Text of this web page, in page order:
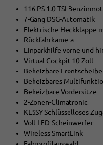
116 PS 1.0 TSI
7-Gang DSG-Automatik
Elektrische Heckklappe
Rückfahrkamera
Einparkhilfe vorne und
Virtual Cockpit 10 Zoll
Beheizbare Frontscheibe
Beheizbares
Beheizbare Vordersitze
2-Zonen-Climatronic
KESSY Schlüsselloses
Voll-LED-Scheinwerfer
Wireless SmartLink